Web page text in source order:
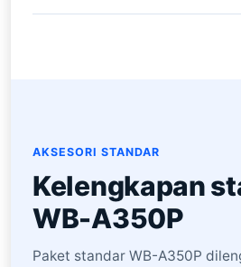
AKSESORI STANDAR
Kelengkapan
WB-A350P
Paket standar WB-A350P